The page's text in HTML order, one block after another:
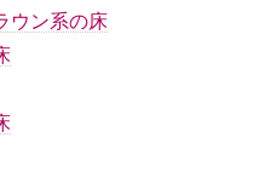
ウン系の床